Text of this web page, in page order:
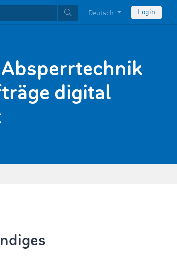
Deutsch Login
digital